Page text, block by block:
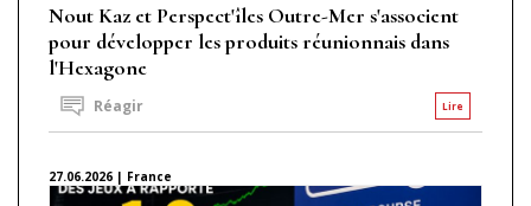
Nout Kaz et Perspect'îles Outre-Mer s'associent
pour développer les produits réunionnais dans
l'Hexagone
Lire
Réagir
27.06.2026 | France